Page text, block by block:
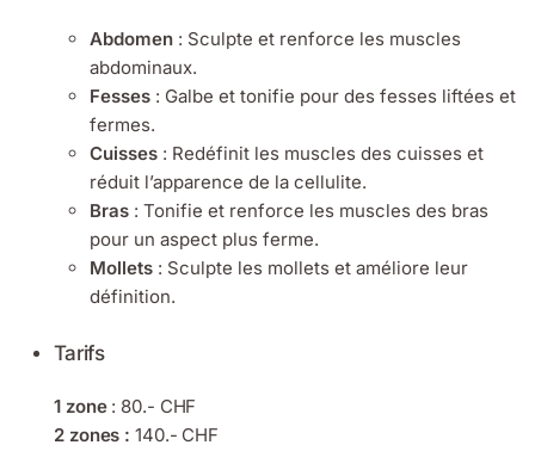
Abdomen : Sculpte et renforce les muscles
abdominaux.
Fesses : Galbe et tonifie pour des fesses liftées et
fermes.
Cuisses : Redéfinit les muscles des cuisses et
réduit l’apparence de la cellulite.
Bras : Tonifie et renforce les muscles des bras
pour un aspect plus ferme.
Mollets : Sculpte les mollets et améliore leur
définition.
Tarifs
1 zone : 80.- CHF
2 zones : 140.- CHF